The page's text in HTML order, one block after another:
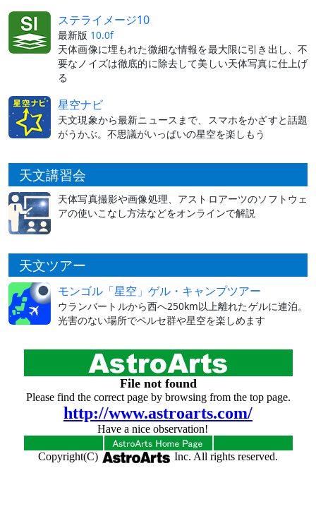
ステライメージ10
最新版 10.0f
天体画像に埋もれた微細な情報を最大限に引き出し、不
要なノイズは徹底的に除去して美しい天体写真に仕上げ
る
星空ナビ
天文現象から最新ニュースまで、スマホをかざすと話題
がうかぶ。不思議がいっぱいの星空を楽しもう
天文講習会
天体写真撮影や画像処理、アストロアーツのソフトウェ
アの使いこなし方法などをオンラインで解説
天文ツアー
モンゴル「星空」ゲル・キャンプツアー
ウランバートルから西へ250km以上離れたゲルに連泊。
光害のない場所でペルセ群や星空を楽しめます